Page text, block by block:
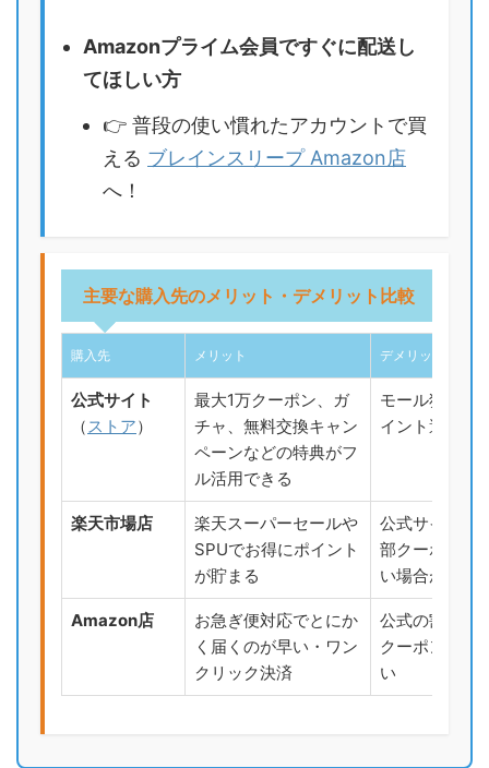
Amazonプライム会員ですぐに配送し
てほしい方
👉 普段の使い慣れたアカウントで買
える ブレインスリープ Amazon店
へ！
主要な購入先のメリット・デメリット比較
購入先 メリット デメリット
公式サイト
（ストア）
最大1万クーポン、ガ
チャ、無料交換キャン
ペーンなどの特典がフ
ル活用できる
モール独自の
イント還元は
楽天市場店
楽天スーパーセールや
SPUでお得にポイント
が貯まる
公式サイト専
部クーポンが
い場合がある
Amazon店
お急ぎ便対応でとにか
く届くのが早い・ワン
クリック決済
公式の割引セ
クーポン対象
い